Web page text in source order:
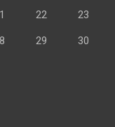
22 23
29 30